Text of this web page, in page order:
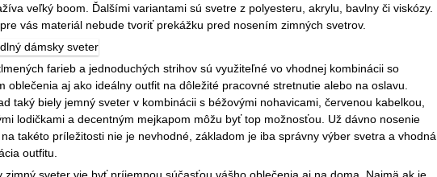
veľký boom. Ďalšími variantami sú svetre z polyesteru, akrylu, bavlny či viskózy.
vás materiál nebude tvoriť prekážku pred nosením zimných svetrov.
farieb a jednoduchých strihov sú využiteľné vo vhodnej kombinácii so
oblečenia aj ako ideálny outfit na dôležité pracovné stretnutie alebo na oslavu.
taký biely jemný sveter v kombinácii s béžovými nohavicami, červenou kabelkou,
lodičkami a decentným mejkapom môžu byť top možnosťou. Už dávno nosenie
takéto príležitosti nie je nevhodné, základom je iba správny výber svetra a vhodná
outfitu.